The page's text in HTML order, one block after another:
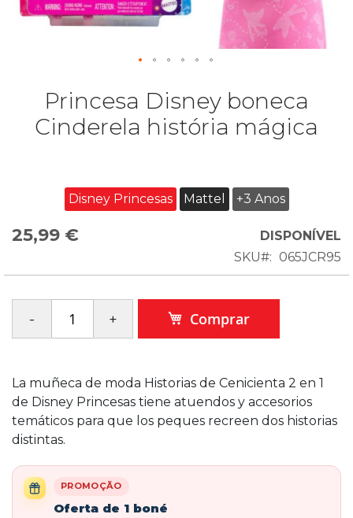
Princesa Disney boneca
Cinderela história mágica
Disney Princesas Mattel +3 Anos
25,99 €
DISPONÍVEL
SKU
065JCR95
Comprar
La muñeca de moda Historias de Cenicienta 2 en 1
de Disney Princesas tiene atuendos y accesorios
temáticos para que los peques recreen dos historias
distintas.
PROMOÇÃO
Oferta de 1 boné